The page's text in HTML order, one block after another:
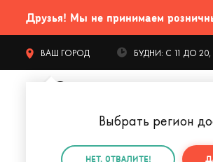
Друзья! Мы не принимаем
ВАШ ГОРОД
Выбрать регион
НЕТ, ОТВАЛИТЕ!
БУДНИ: С 11 ДО